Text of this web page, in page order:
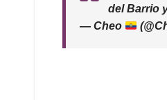
del Barrio
— Cheo